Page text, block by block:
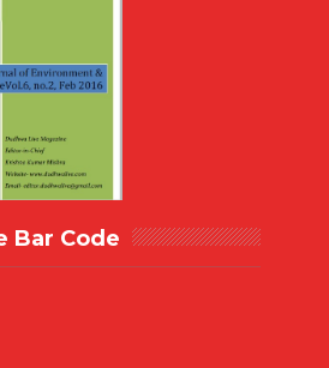
Bar Code